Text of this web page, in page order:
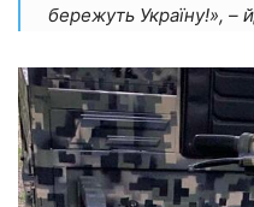
бережуть Україну!», –